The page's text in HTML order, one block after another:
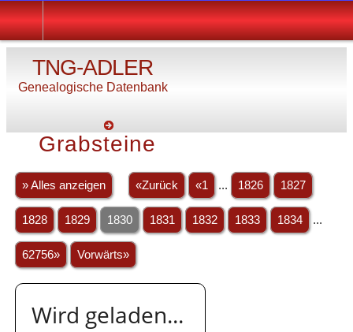
TNG-ADLER
Genealogische Datenbank
Grabsteine
» Alles anzeigen «Zurück «1 ... 1826 1827
1828 1829 1830 1831 1832 1833 1834 ...
62756» Vorwärts»
Wird geladen...